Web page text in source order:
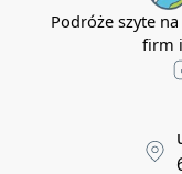
Podróże szyte
firm